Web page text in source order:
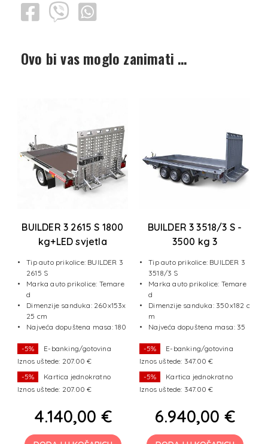
Ovo bi vas moglo zanimati …
BUILDER 3 2615 S 1800
kg+LED svjetla
Tip auto prikolice: BUILDER 3
2615 S
Marka auto prikolice: Temare
d
Dimenzije sanduka: 260x153x
25 cm
Najveća dopuštena masa: 180
-5%
E-banking/gotovina
Iznos uštede: 207.00 €
-5%
Kartica jednokratno
Iznos uštede: 207.00 €
4.140,00 €
BUILDER 3 3518/3 S -
3500 kg 3
Tip auto prikolice: BUILDER 3
3518/3 S
Marka auto prikolice: Temare
d
Dimenzije sanduka: 350x182 c
m
Najveća dopuštena masa: 35
-5%
E-banking/gotovina
Iznos uštede: 347.00 €
-5%
Kartica jednokratno
Iznos uštede: 347.00 €
6.940,00 €